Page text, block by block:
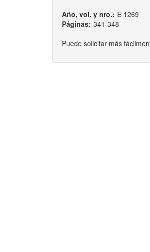
Año, vol. y nro.: E 1269
Páginas: 341-348
Puede solicitar más